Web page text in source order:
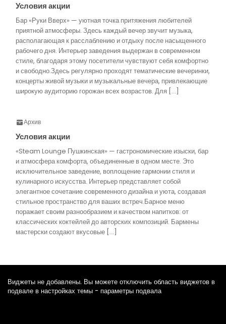
Условия акции
Бар «Руки Вверх» — уютная точка притяжения любителей
приятной атмосферы. Здесь каждый вечер звучит музыка,
располагающая к расслаблению и отдыху после насыщенного
рабочего дня. Интерьер заведения выдержан в современном
стиле, благодаря этому посетители чувствуют себя комфортно
и свободно.Здесь регулярно проходят тематические вечеринки,
концерты живой музыки и музыкальные вечера, привлекающие
широкую аудиторию горожан всех возрастов. Для […]
Архив
Условия акции
«Steam Lounge Пушкинская» — гастрономические изыски, бар
и атмосфера комфорта, объединенные в одном месте. Это
исключительное заведение, воплощение гармонии стиля и
кулинарного искусства. Интерьер представляет собой
элегантное сочетание современного дизайна и уюта, создавая
стильное пространство для ваших встреч.Барное меню
поражает своим разнообразием и качеством напитков: от
классических коктейлей до авторских композиций. Бармены
мастерски создают вкусовые […]
Виджеты не добавлены. Вы можете отключить область виджетов в
подвале в настройках темы - параметры подвала